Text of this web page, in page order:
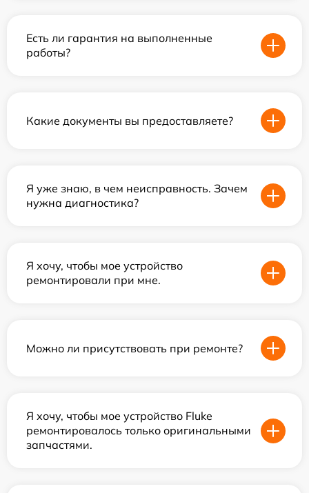
Есть ли гарантия на выполненные
работы?
Какие документы вы предоставляете?
Я уже знаю, в чем неисправность. Зачем
нужна диагностика?
Я хочу, чтобы мое устройство
ремонтировали при мне.
Можно ли присутствовать при ремонте?
Я хочу, чтобы мое устройство Fluke
ремонтировалось только оригинальными
запчастями.